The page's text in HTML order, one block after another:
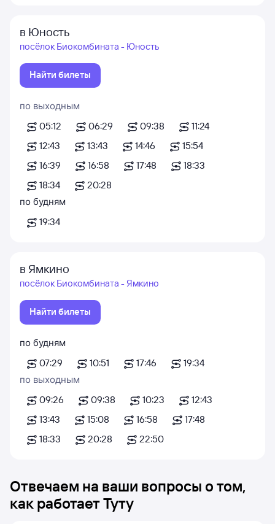
в Юность
посёлок Биокомбината - Юность
Найти билеты
по выходным
05:12
06:29 09:38
11:24
12:43
13:43 14:46
15:54
16:39
16:58 17:48
18:33
18:34
20:28
по будням
19:34
в Ямкино
посёлок Биокомбината - Ямкино
Найти билеты
по будням
07:29
10:51 17:46
19:34
по выходным
09:26
09:38 10:23
12:43
13:43
15:08 16:58
17:48
18:33
20:28 22:50
Отвечаем на ваши вопросы о том,
как работает Туту